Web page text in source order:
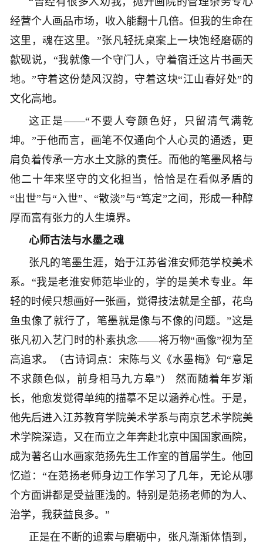
经营个人画品市场，收入能翻十几倍。但我的生命在
这里，魂在这里。”张凡轻抚桌案上一块饱经磨砺的
歙砚说，“我就像一个守门人，守着宿迁这片书画天
地。”守着这份楚风汉韵，守着这块“江山春好处”的
文化高地。
这正是——“不要人夸颜色好，只留清气满乾
坤。”于他而言，画笔不仅通向个人心灵的通透，更
肩负着传承一方水土文脉的责任。而他的笔墨风格与
他二十年来坚守的文化担当，恰恰是在看似矛盾的
“出世”与“入世”、“散淡”与“笃定”之间，形成一种醇
厚而富有张力的人生境界。
心师古法与水墨之魂
张凡的笔墨生涯，始于江苏省淮安师范学校美术
系。“我是老淮安师范毕业的，学的是美术专业。年
轻的时候只想画好一张画，觉得技法就是全部，花鸟
鱼虫像了就行了，笔墨就是像与不像的问题。”这是
张凡初入艺门时的朴素执念——将万物“画像”视为至
高追求。（古诗词点：宋陈与义《水墨梅》句“意足
不求颜色似，前身相马九方皋”） 然而随着年岁渐
长，他愈发觉得单纯的描摹不足以涵养心性。于是，
他先后进入江苏教育学院美术学系与南京艺术学院美
术学院深造，又在而立之年奔赴北京中国国家画院，
成为著名山水画家范扬先生工作室的首届学生。他回
忆道：“在范扬老师身边工作学习了几年，无论从哪
个方面讲都是受益匪浅的。特别是范扬老师的为人、
治学，我获益良多。”
正是在不断的追索与磨砺中，张凡渐渐体悟到，